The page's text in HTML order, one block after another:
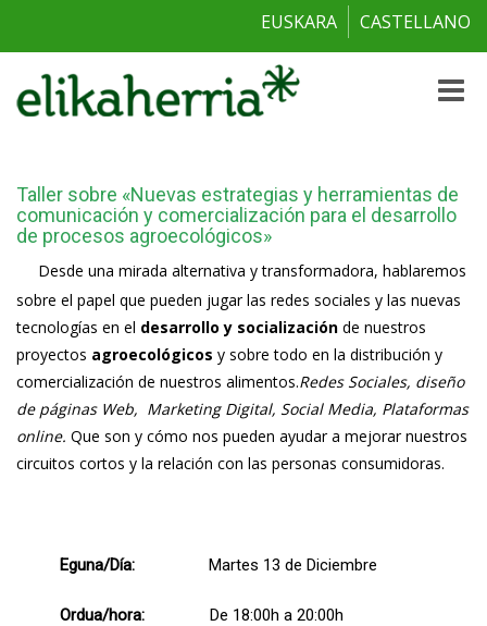
EUSKARA CASTELLANO
Toggle
Taller sobre «Nuevas estrategias y herramientas de
comunicación y comercialización para el desarrollo
de procesos agroecológicos»
Desde una mirada alternativa y transformadora, hablaremos
sobre el papel que pueden jugar las redes sociales y las nuevas
tecnologías en el desarrollo y socialización de nuestros
proyectos agroecológicos y sobre todo en la distribución y
comercialización de nuestros alimentos.Redes Sociales, diseño
de páginas Web, Marketing Digital, Social Media, Plataformas
online. Que son y cómo nos pueden ayudar a mejorar nuestros
circuitos cortos y la relación con las personas consumidoras.
Eguna/Día: Martes 13 de Diciembre
Ordua/hora: De 18:00h a 20:00h